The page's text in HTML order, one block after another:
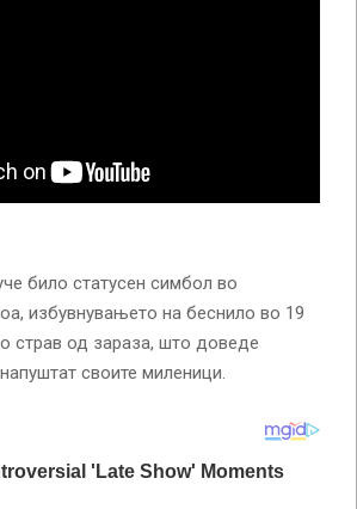
било статусен симбол во
избувнувањето на беснило во 19
страв од зараза, што доведе
своите миленици.